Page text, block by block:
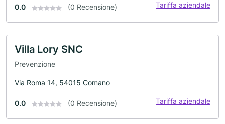
0.0 (0 Recensione) Tariffa aziendale
Villa Lory SNC
Prevenzione
Via Roma 14, 54015 Comano
0.0 (0 Recensione) Tariffa aziendale